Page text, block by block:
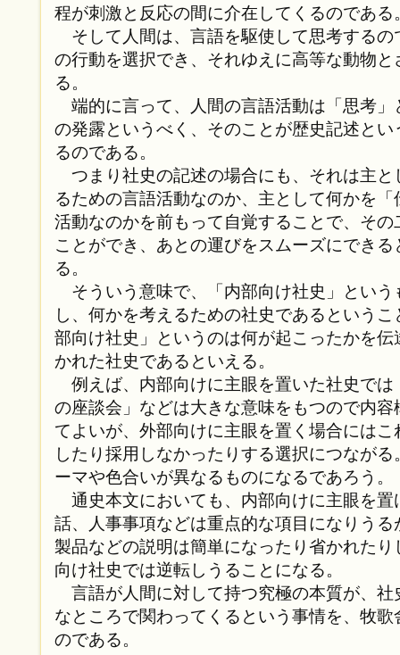
程が刺激と反応の間に介在してくるのである
そして人間は、言語を駆使して思考するの
の行動を選択でき、それゆえに高等な動物
る。
端的に言って、人間の言語活動は「思考」
の発露というべく、そのことが歴史記述と
るのである。
つまり社史の記述の場合にも、それは主と
るための言語活動なのか、主として何かを
活動なのかを前もって自覚することで、そ
ことができ、あとの運びをスムーズにでき
る。
そういう意味で、「内部向け社史」という
し、何かを考えるための社史であるという
部向け社史」というのは何が起こったかを
かれた社史であるといえる。
例えば、内部向けに主眼を置いた社史では
の座談会」などは大きな意味をもつので内
てよいが、外部向けに主眼を置く場合には
したり採用しなかったりする選択につなが
ーマや色合いが異なるものになるであろう。
通史本文においても、内部向けに主眼を置
話、人事事項などは重点的な項目になりう
製品などの説明は簡単になったり省かれた
向け社史では逆転しうることになる。
言語が人間に対して持つ究極の本質が、社
なところで関わってくるという事情を、牧
のである。